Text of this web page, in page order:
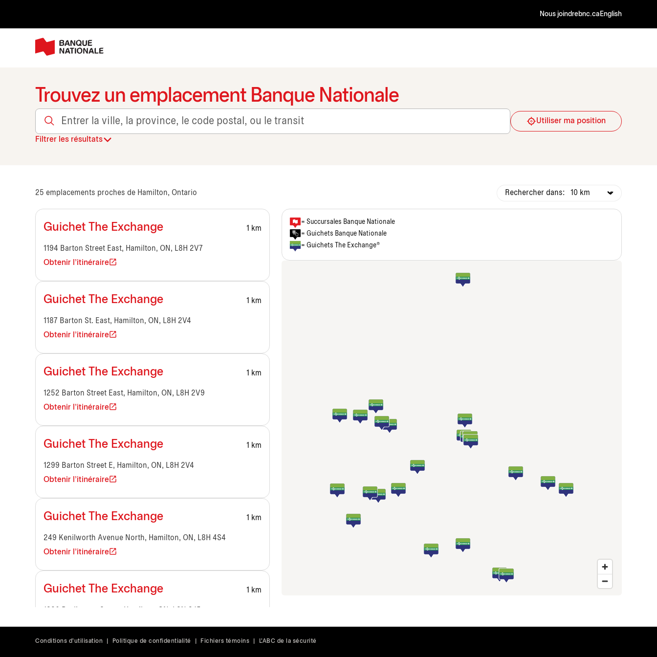
Nous joindrebnc.ca English
Trouvez un emplacement Banque Nationale
Entrer la ville, la province, le code postal, ou le transit Utiliser ma position
Filtrer les résultats
25 emplacements proches de Hamilton, Ontario Rechercher dans:
Guichet The Exchange 1 km
1194 Barton Street East, Hamilton, ON, L8H 2V7
Obtenir l'itinéraire
Guichet The Exchange 1 km
1187 Barton St. East, Hamilton, ON, L8H 2V4
Obtenir l'itinéraire
Guichet The Exchange 1 km
1252 Barton Street East, Hamilton, ON, L8H 2V9
Obtenir l'itinéraire
Guichet The Exchange 1 km
1299 Barton Street E, Hamilton, ON, L8H 2V4
Obtenir l'itinéraire
Guichet The Exchange 1 km
249 Kenilworth Avenue North, Hamilton, ON, L8H 4S4
Obtenir l'itinéraire
Guichet The Exchange 1 km
= Succursales Banque Nationale
= Guichets Banque Nationale
= Guichets The Exchange®
Conditions d'utilisation Politique de confidentialité Fichiers témoins L'ABC de la sécurité